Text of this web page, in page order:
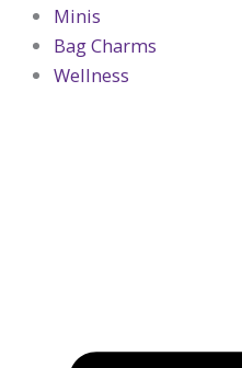
Minis
Bag Charms
Wellness